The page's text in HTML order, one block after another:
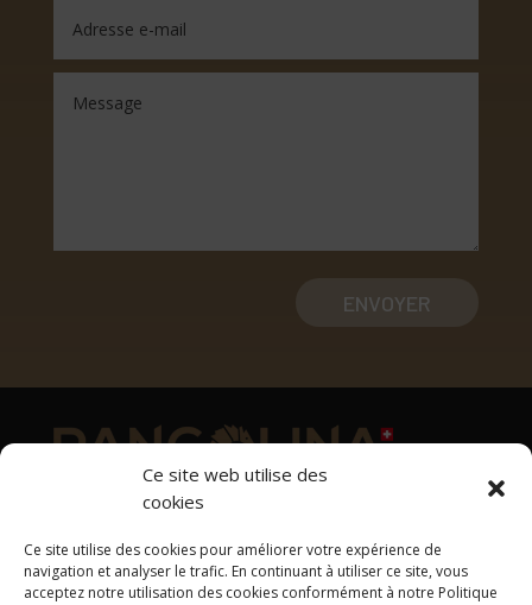
Ce site web utilise des
cookies
Ce site utilise des cookies pour améliorer votre expérience de
navigation et analyser le trafic. En continuant à utiliser ce site, vous
acceptez notre utilisation des cookies conformément à notre Politique
ENVOYER
Adresse
1169 Yens
Tél: +41 78 637 33 00